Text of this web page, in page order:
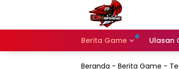
Berita Game Ulasan
Beranda - Berita Game -